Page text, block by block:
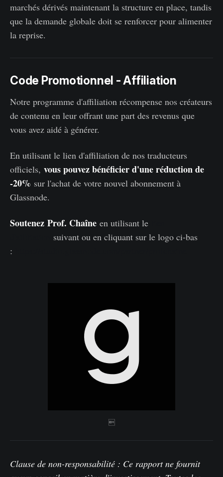
marchés dérivés maintenant la structure en place, tandis
que la demande globale doit se renforcer pour alimenter
la reprise.
Code Promotionnel - Affiliation
Notre programme d'affiliation récompense nos créateurs
de contenu en leur offrant une part des revenus que
vous avez aidé à générer.
En utilisant le lien d'affiliation de nos traducteurs
officiels, vous pouvez bénéficier d'une réduction de
-20% sur l'achat de votre nouvel abonnement à
Glassnode.
Soutenez Prof. Chaîne en utilisant le
suivant ou en cliquant sur le logo ci-bas
:

Clause de non-responsabilité : Ce rapport ne fournit